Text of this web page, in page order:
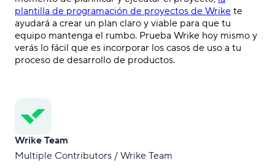
plantilla de programación de proyectos de Wrike te
ayudará a crear un plan claro y viable para que tu
equipo mantenga el rumbo. Prueba Wrike hoy mismo y
verás lo fácil que es incorporar los casos de uso a tu
proceso de desarrollo de productos.
Wrike Team
Multiple Contributors / Wrike Team